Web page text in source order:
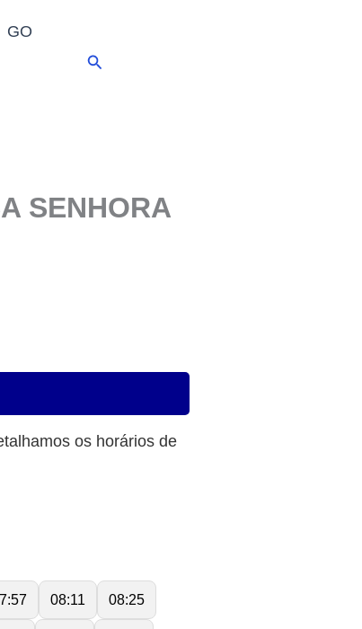
GO
Pesquisar
SENHORA
os horários de
08:11 08:25